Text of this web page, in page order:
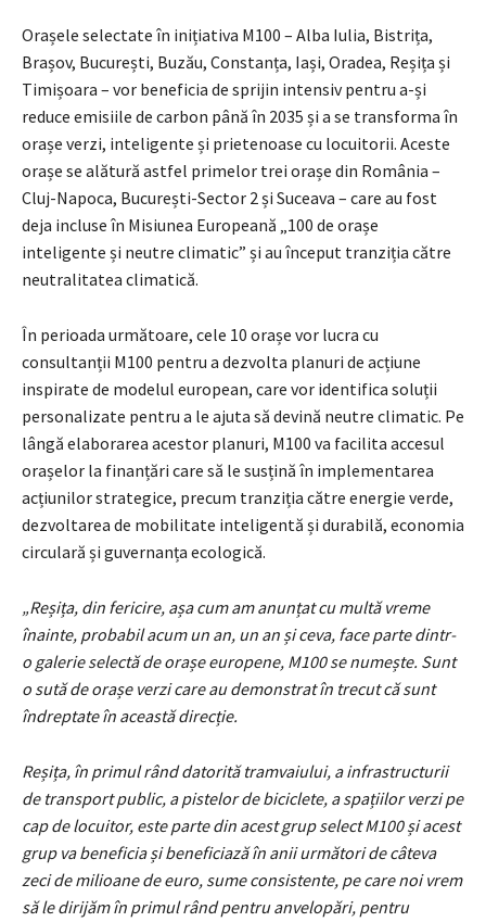
Orașele selectate în inițiativa M100 – Alba Iulia, Bistrița,
Brașov, București, Buzău, Constanța, Iași, Oradea, Reșița și
Timișoara – vor beneficia de sprijin intensiv pentru a-și
reduce emisiile de carbon până în 2035 și a se transforma în
orașe verzi, inteligente și prietenoase cu locuitorii. Aceste
orașe se alătură astfel primelor trei orașe din România –
Cluj-Napoca, București-Sector 2 și Suceava – care au fost
deja incluse în Misiunea Europeană „100 de orașe
inteligente și neutre climatic” și au început tranziția către
neutralitatea climatică.
În perioada următoare, cele 10 orașe vor lucra cu
consultanții M100 pentru a dezvolta planuri de acțiune
inspirate de modelul european, care vor identifica soluții
personalizate pentru a le ajuta să devină neutre climatic. Pe
lângă elaborarea acestor planuri, M100 va facilita accesul
orașelor la finanțări care să le susțină în implementarea
acțiunilor strategice, precum tranziția către energie verde,
dezvoltarea de mobilitate inteligentă și durabilă, economia
circulară și guvernanța ecologică.
„Reșița, din fericire, așa cum am anunțat cu multă vreme
înainte, probabil acum un an, un an și ceva, face parte dintr-
o galerie selectă de orașe europene, M100 se numește. Sunt
o sută de orașe verzi care au demonstrat în trecut că sunt
îndreptate în această direcție.
Reșița, în primul rând datorită tramvaiului, a infrastructurii
de transport public, a pistelor de biciclete, a spațiilor verzi pe
cap de locuitor, este parte din acest grup select M100 și acest
grup va beneficia și beneficiază în anii următori de câteva
zeci de milioane de euro, sume consistente, pe care noi vrem
să le dirijăm în primul rând pentru anvelopări, pentru